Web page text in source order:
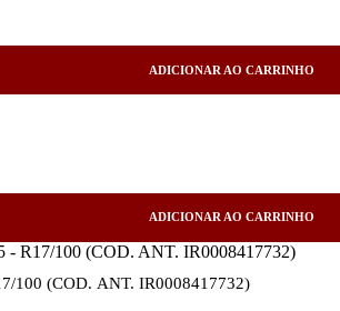
ADICIONAR AO CARRINHO
ADICIONAR AO CARRINHO
100 (COD. ANT. IR0008417732)